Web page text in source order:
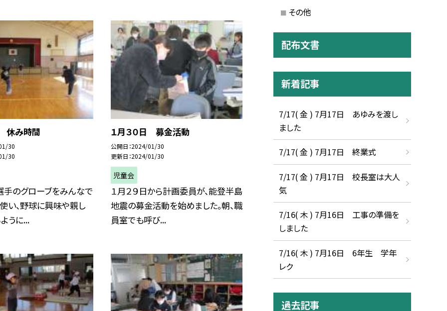
休み時間
30
30
のグローブをみんなで
い、野球に興味や親し
うに...
１月３０日 募金活動
公開日 2024/01/30
更新日 2024/01/30
児童会
１月２９日から計画委員が、能登半島
地震の募金活動を始めました。朝、職
員室でも呼び...
その他
配布文書
新着記事
7/17( 金 ) 7月17日 あゆみを渡し
ました
7/17( 金 ) 7月17日 終業式
7/17( 金 ) 7月17日 校長室は大人
気
7/16( 木 ) 7月16日 工事の準備を
しました
7/16( 木 ) 7月16日 6年生 学年
レク
過去記事